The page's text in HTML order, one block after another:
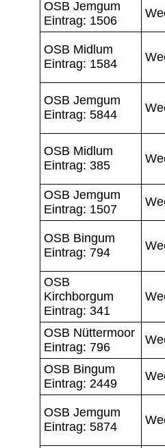
OSB Jemgum
Eintrag: 1506
OSB Midlum
Eintrag: 1584
OSB Jemgum
Eintrag: 5844
OSB Midlum
Eintrag: 385
OSB Jemgum
Eintrag: 1507
OSB Bingum
Eintrag: 794
OSB
Kirchborgum
Eintrag: 341
OSB Nüttermoor
Eintrag: 796
OSB Bingum
Eintrag: 2449
OSB Jemgum
Eintrag: 5874